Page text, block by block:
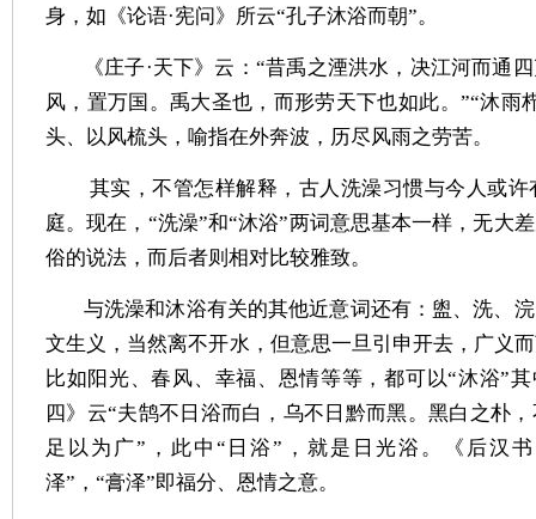
身，如《论语·宪问》所云“孔子沐浴而朝”。
《庄子·天下》云：“昔禹之湮洪水，决江河而
风，置万国。禹大圣也，而形劳天下也如此。”“沐雨
头、以风梳头，喻指在外奔波，历尽风雨之劳苦。
其实，不管怎样解释，古人洗澡习惯与今人或
庭。现在，“洗澡”和“沐浴”两词意思基本一样，无大
俗的说法，而后者则相对比较雅致。
与洗澡和沐浴有关的其他近意词还有：盥、洗、
文生义，当然离不开水，但意思一旦引申开去，广义
比如阳光、春风、幸福、恩情等等，都可以“沐浴”
四》云“夫鹄不日浴而白，乌不日黔而黑。黑白之朴
足以为广”，此中“日浴”，就是日光浴。《后汉
泽”，“膏泽”即福分、恩情之意。